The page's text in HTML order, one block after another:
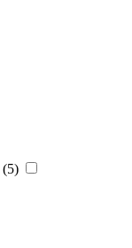
(5)